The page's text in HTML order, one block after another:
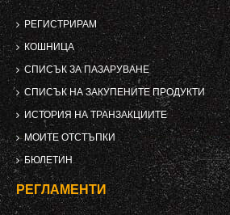
РЕГИСТРИРАМ
КОШНИЦА
СПИСЪК ЗА ПАЗАРУВАНЕ
СПИСЪК НА ЗАКУПЕНИТЕ ПРОДУКТИ
ИСТОРИЯ НА ТРАНЗАКЦИИТЕ
МОИТЕ ОТСТЪПКИ
БЮЛЕТИН
РЕГЛАМЕНТИ